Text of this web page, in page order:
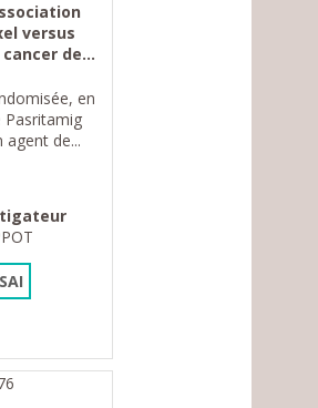
versus
de...
en
Pasritamig
agent de...